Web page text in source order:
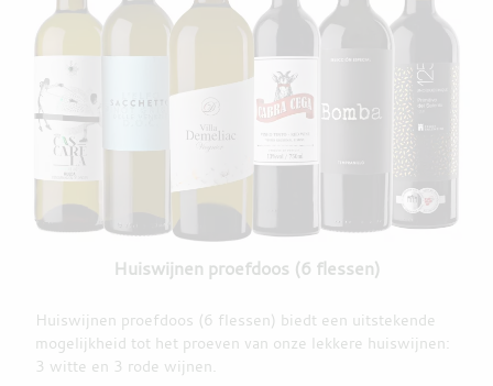
Huiswijnen proefdoos (6 flessen)
Huiswijnen proefdoos (6 flessen) biedt een uitstekende
mogelijkheid tot het proeven van onze lekkere huiswijnen:
3 witte en 3 rode wijnen.